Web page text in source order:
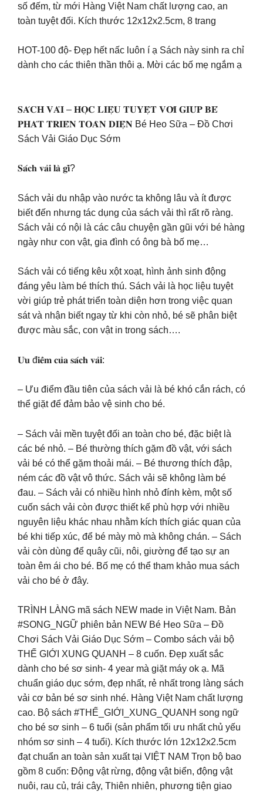
số đếm, từ mới Hàng Việt Nam chất lượng cao, an
toàn tuyệt đối. Kích thước 12x12x2.5cm, 8 trang
HOT-100 độ- Đẹp hết nấc luôn í ạ Sách này sinh ra chỉ
dành cho các thiên thần thôi ạ. Mời các bố mẹ ngắm ạ
𝐒𝐀́𝐂𝐇 𝐕𝐀̉𝐈 – 𝐇𝐎̣𝐂 𝐋𝐈𝐄̣̂𝐔 𝐓𝐔𝐘𝐄̣̂𝐓 𝐕𝐎̛̀𝐈 𝐆𝐈𝐔́𝐏 𝐁𝐄́
𝐏𝐇𝐀́𝐓 𝐓𝐑𝐈𝐄̂̉𝐍 𝐓𝐎𝐀̀𝐍 𝐃𝐈𝐄̣̂𝐍 Bé Heo Sữa – Đồ Chơi
Sách Vải Giáo Dục Sớm
𝐒𝐚́𝐜𝐡 𝐯𝐚̉𝐢 𝐥𝐚̀ 𝐠𝐢̀?
Sách vải du nhập vào nước ta không lâu và ít được
biết đến nhưng tác dụng của sách vải thì rất rõ ràng.
Sách vải có nội là các câu chuyện gần gũi với bé hàng
ngày như con vật, gia đình có ông bà bố mẹ…
Sách vải có tiếng kêu xột xoạt, hình ảnh sinh động
đáng yêu làm bé thích thú. Sách vải là học liệu tuyệt
vời giúp trẻ phát triển toàn diện hơn trong việc quan
sát và nhận biết ngay từ khi còn nhỏ, bé sẽ phân biệt
được màu sắc, con vật in trong sách….
𝐔̛𝐮 đ𝐢𝐞̂̉𝐦 𝐜𝐮̉𝐚 𝐬𝐚́𝐜𝐡 𝐯𝐚̉𝐢:
– Ưu điểm đầu tiên của sách vải là bé khó cắn rách, có
thể giặt để đảm bảo vệ sinh cho bé.
– Sách vải mền tuyệt đối an toàn cho bé, đặc biệt là
các bé nhỏ. – Bé thường thích gặm đồ vật, với sách
vải bé có thể gặm thoải mái. – Bé thương thích đập,
ném các đồ vật vô thức. Sách vải sẽ không làm bé
đau. – Sách vải có nhiều hình nhỏ đính kèm, một số
cuốn sách vải còn được thiết kế phù hợp với nhiều
nguyên liệu khác nhau nhằm kích thích giác quan của
bé khi tiếp xúc, để bé mày mò mà không chán. – Sách
vải còn dùng để quây cũi, nôi, giường để tạo sự an
toàn êm ái cho bé. Bố mẹ có thể tham khảo mua sách
vải cho bé ở đây.
TRÌNH LÀNG mã sách NEW made in Việt Nam. Bản
#SONG_NGỮ phiên bản NEW Bé Heo Sữa – Đồ
Chơi Sách Vải Giáo Dục Sớm – Combo sách vải bộ
THẾ GIỚI XUNG QUANH – 8 cuốn. Đẹp xuất sắc
dành cho bé sơ sinh- 4 year mà giặt máy ok ạ. Mã
chuẩn giáo dục sớm, đẹp nhất, rẻ nhất trong làng sách
vải cơ bản bé sơ sinh nhé. Hàng Việt Nam chất lượng
cao. Bộ sách #THẾ_GIỚI_XUNG_QUANH song ngữ
cho bé sơ sinh – 6 tuổi (sản phẩm tối ưu nhất chủ yếu
nhóm sơ sinh – 4 tuổi). Kích thước lớn 12x12x2.5cm
đạt chuẩn an toàn sản xuất tại VIỆT NAM Trọn bộ bao
gồm 8 cuốn: Động vật rừng, động vật biển, động vật
nuôi, rau củ, trái cây, Thiên nhiên, phương tiện giao